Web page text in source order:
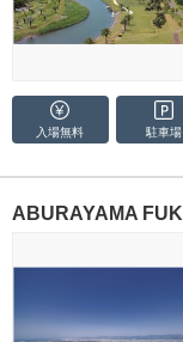
入場無料 駐車場
ABURAYAMA